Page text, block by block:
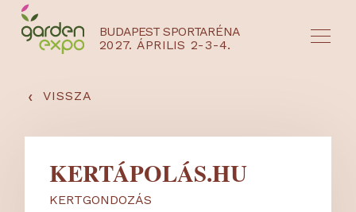
BUDAPEST SPORTARÉNA
2027. ÁPRILIS 2-3-4.
‹ VISSZA
KERTÁPOLÁS.HU
KERTGONDOZÁS